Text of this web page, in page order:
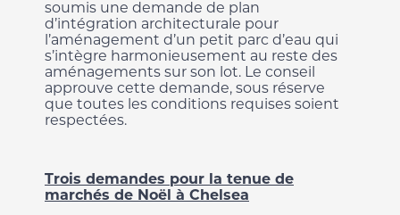
soumis une demande de plan
d’intégration architecturale pour
l’aménagement d’un petit parc d’eau qui
s’intègre harmonieusement au reste des
aménagements sur son lot. Le conseil
approuve cette demande, sous réserve
que toutes les conditions requises soient
respectées.
Trois demandes pour la tenue de
marchés de Noël à Chelsea